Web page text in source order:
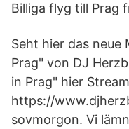
Billiga flyg till Prag
Seht hier das neue
Prag" von DJ
in Prag" hier
https://
sovmorgon. Vi